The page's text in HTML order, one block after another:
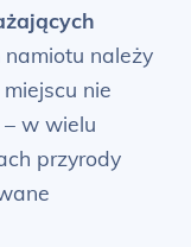
namiotu należy
nie
w wielu
przyrody